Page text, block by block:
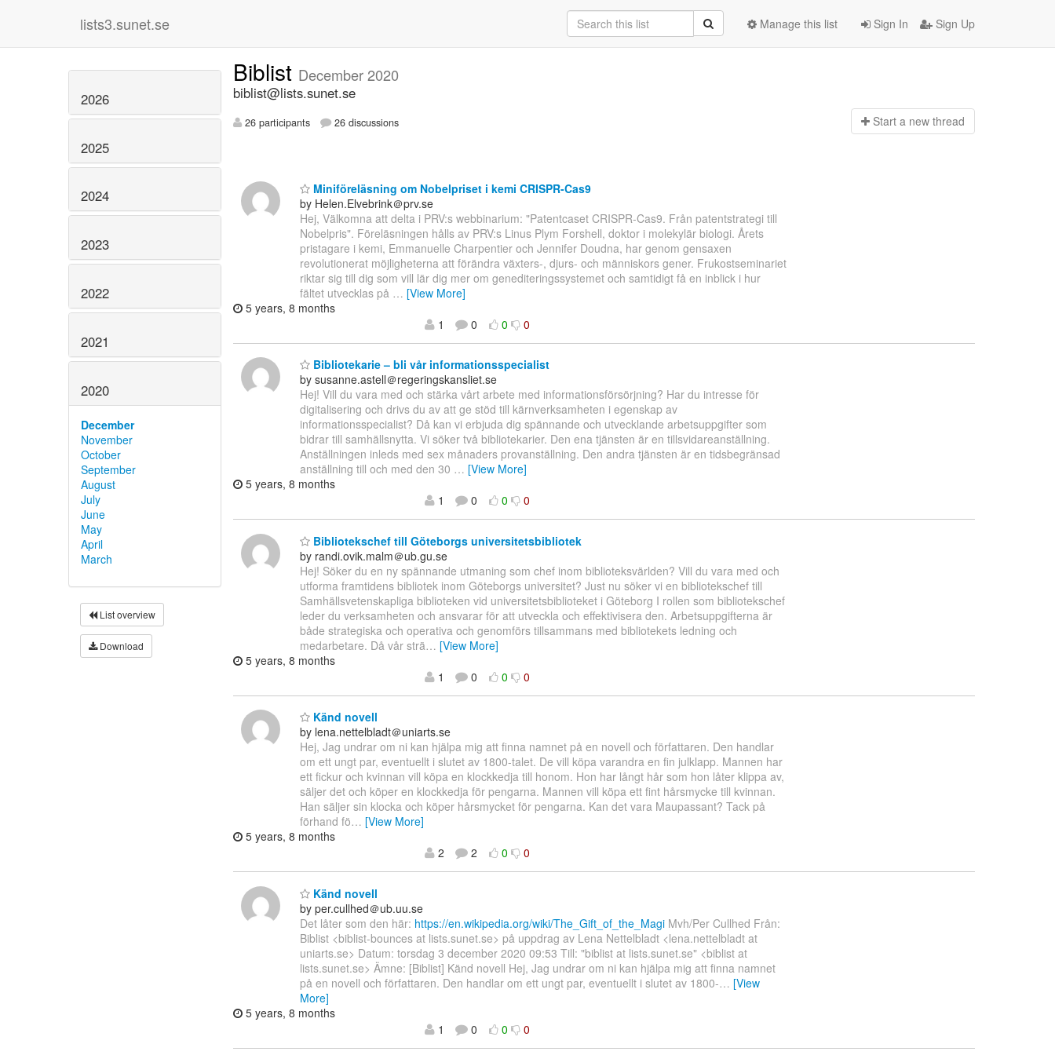
lists3.sunet.se Sign In Sign Up
Manage this list
2026
2025
2024
2023
2022
2021
2020
December
November
October
September
August
July
June
May
April
March
List overview
Download
Biblist December 2020
biblist@lists.sunet.se
26 participants 26 discussions Start a new thread
Miniföreläsning om Nobelpriset i kemi CRISPR-Cas9
by Helen.Elvebrink＠prv.se
Hej, Välkomna att delta i PRV:s webbinarium: "Patentcaset CRISPR-Cas9. Från patentstrategi till
Nobelpris". Föreläsningen hålls av PRV:s Linus Plym Forshell, doktor i molekylär biologi. Årets
pristagare i kemi, Emmanuelle Charpentier och Jennifer Doudna, har genom gensaxen
revolutionerat möjligheterna att förändra växters-, djurs- och människors gener. Frukostseminariet
riktar sig till dig som vill lär dig mer om genediteringssystemet och samtidigt få en inblick i hur
fältet utvecklas på … [View More]
5 years, 8 months
1
0 0 0
Bibliotekarie – bli vår informationsspecialist
by susanne.astell＠regeringskansliet.se
Hej! Vill du vara med och stärka vårt arbete med informationsförsörjning? Har du intresse för
digitalisering och drivs du av att ge stöd till kärnverksamheten i egenskap av
informationsspecialist? Då kan vi erbjuda dig spännande och utvecklande arbetsuppgifter som
bidrar till samhällsnytta. Vi söker två bibliotekarier. Den ena tjänsten är en tillsvidareanställning.
Anställningen inleds med sex månaders provanställning. Den andra tjänsten är en tidsbegränsad
anställning till och med den 30 … [View More]
5 years, 8 months
1
0 0 0
Bibliotekschef till Göteborgs universitetsbibliotek
by randi.ovik.malm＠ub.gu.se
Hej! Söker du en ny spännande utmaning som chef inom biblioteksvärlden? Vill du vara med och
utforma framtidens bibliotek inom Göteborgs universitet? Just nu söker vi en bibliotekschef till
Samhällsvetenskapliga biblioteken vid universitetsbiblioteket i Göteborg I rollen som bibliotekschef
leder du verksamheten och ansvarar för att utveckla och effektivisera den. Arbetsuppgifterna är
både strategiska och operativa och genomförs tillsammans med bibliotekets ledning och
medarbetare. Då vår strä… [View More]
5 years, 8 months
1
0 0 0
Känd novell
by lena.nettelbladt＠uniarts.se
Hej, Jag undrar om ni kan hjälpa mig att finna namnet på en novell och författaren. Den handlar
om ett ungt par, eventuellt i slutet av 1800-talet. De vill köpa varandra en fin julklapp. Mannen har
ett fickur och kvinnan vill köpa en klockkedja till honom. Hon har långt hår som hon låter klippa av,
säljer det och köper en klockkedja för pengarna. Mannen vill köpa ett fint hårsmycke till kvinnan.
Han säljer sin klocka och köper hårsmycket för pengarna. Kan det vara Maupassant? Tack på
förhand fö… [View More]
5 years, 8 months
2
2 0 0
Känd novell
by per.cullhed＠ub.uu.se
Det låter som den här: https://en.wikipedia.org/wiki/The_Gift_of_the_Magi Mvh/Per Cullhed Från:
Biblist <biblist-bounces at lists.sunet.se> på uppdrag av Lena Nettelbladt <lena.nettelbladt at
uniarts.se> Datum: torsdag 3 december 2020 09:53 Till: "biblist at lists.sunet.se" <biblist at
lists.sunet.se> Ämne: [Biblist] Känd novell Hej, Jag undrar om ni kan hjälpa mig att finna namnet
på en novell och författaren. Den handlar om ett ungt par, eventuellt i slutet av 1800-… [View
More]
5 years, 8 months
1
0 0 0